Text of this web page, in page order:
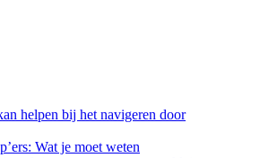
helpen bij het navigeren door
Wat je moet weten